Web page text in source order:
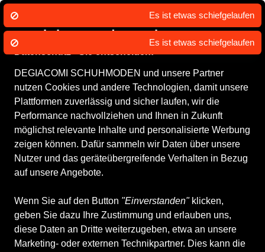
Wir nutzen Cookies um unsere Dienste
zu erbringen und zu verbessern.
DEGIACOMI SCHUHMODEN und unsere Partner
nutzen Cookies und andere Technologien, damit unsere
Plattformen zuverlässig und sicher laufen, wir die
Performance nachvollziehen und Ihnen in Zukunft
möglichst relevante Inhalte und personalisierte Werbung
zeigen können. Dafür sammeln wir Daten über unsere
Nutzer und das geräteübergreifende Verhalten in Bezug
auf unsere Angebote.
Wenn Sie auf den Button "Einverstanden"klicken,
geben Sie dazu Ihre Zustimmung und erlauben uns,
diese Daten an Dritte weiterzugeben, etwa an unsere
Marketing- oder externen Technikpartner. Dies kann die
Damenschuhe Herrenschuhe Kinderschuhe Accessoires
Alle Produkte Kinderschuhe Sportschuhe
Wander- &
Bergschuhe
Wander- & Bergschuhe
Marken Größe Farbe Geschlecht